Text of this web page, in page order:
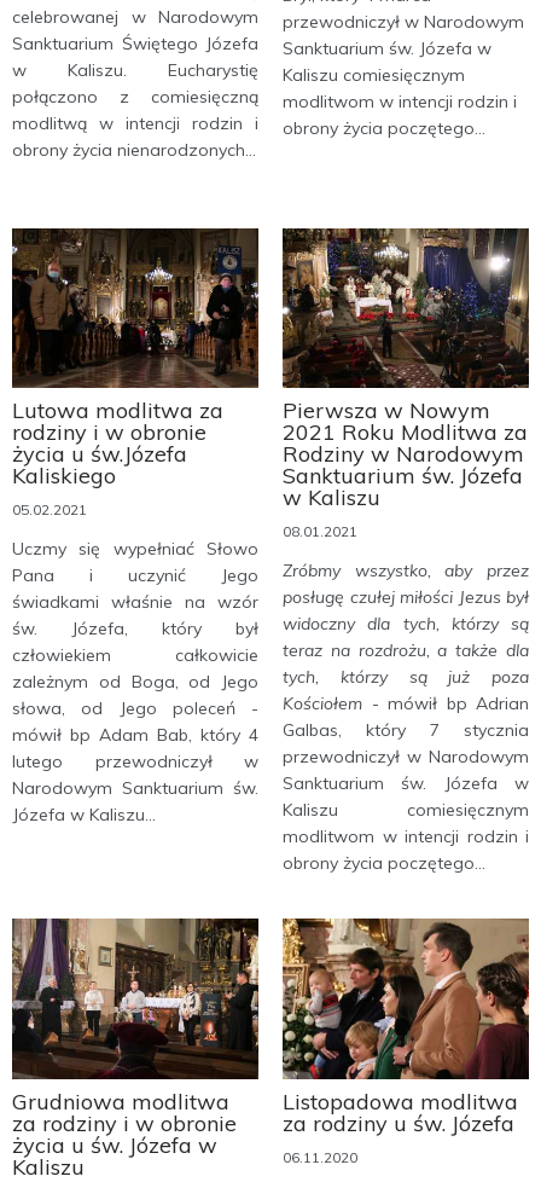
celebrowanej w Narodowym
Sanktuarium Świętego Józefa
w Kaliszu. Eucharystię
połączono z comiesięczną
modlitwą w intencji rodzin i
obrony życia nienarodzonych...
przewodniczył w Narodowym
Sanktuarium św. Józefa w
Kaliszu comiesięcznym
modlitwom w intencji rodzin i
obrony życia poczętego...
Lutowa modlitwa za
rodziny i w obronie
życia u św.Józefa
Kaliskiego
05.02.2021
Uczmy się wypełniać Słowo
Pana i uczynić Jego
świadkami właśnie na wzór
św. Józefa, który był
człowiekiem całkowicie
zależnym od Boga, od Jego
słowa, od Jego poleceń -
mówił bp Adam Bab, który 4
lutego przewodniczył w
Narodowym Sanktuarium św.
Józefa w Kaliszu...
Pierwsza w Nowym
2021 Roku Modlitwa za
Rodziny w Narodowym
Sanktuarium św. Józefa
w Kaliszu
08.01.2021
Zróbmy wszystko, aby przez
posługę czułej miłości Jezus był
widoczny dla tych, którzy są
teraz na rozdrożu, a także dla
tych, którzy są już poza
Kościołem - mówił bp Adrian
Galbas, który 7 stycznia
przewodniczył w Narodowym
Sanktuarium św. Józefa w
Kaliszu comiesięcznym
modlitwom w intencji rodzin i
obrony życia poczętego...
Grudniowa modlitwa
za rodziny i w obronie
życia u św. Józefa w
Kaliszu
Listopadowa modlitwa
za rodziny u św. Józefa
06.11.2020